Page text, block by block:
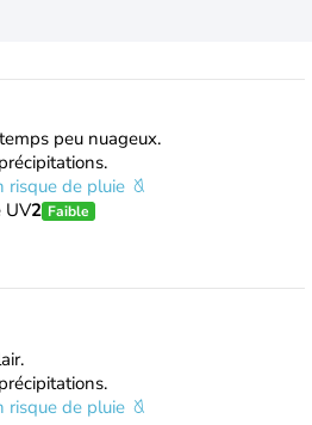
peu nuageux.
risque de pluie
UV2 Faible
risque de pluie